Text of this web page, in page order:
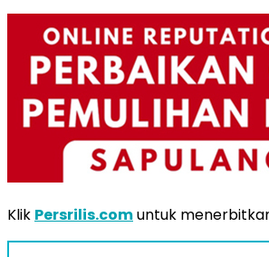
Klik Persrilis.comuntuk